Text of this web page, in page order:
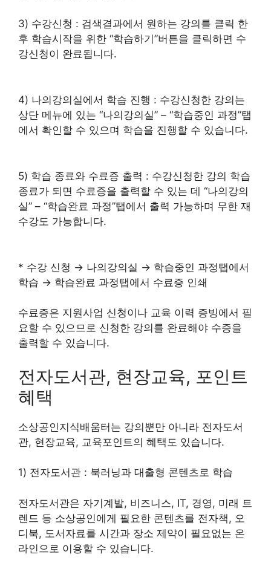
3) 수강신청 : 검색결과에서 원하는 강의를 클릭 한
후 학습시작을 위한 “학습하기”버튼을 클릭하면 수
강신청이 완료됩니다.
4) 나의강의실에서 학습 진행 : 수강신청한 강의는
상단 메뉴에 있는 “나의강의실” – “학습중인 과정”탭
에서 확인할 수 있으며 학습을 진행할 수 있습니다.
5) 학습 종료와 수료증 출력 : 수강신청한 강의 학습
종료가 되면 수료증을 출력할 수 있는 데 “나의강의
실” – “학습완료 과정”탭에서 출력 가능하며 무한 재
수강도 가능합니다.
* 수강 신청 → 나의강의실 → 학습중인 과정탭에서
학습 → 학습완료 과정탭에서 수료증 인쇄
수료증은 지원사업 신청이나 교육 이력 증빙에서 필
요할 수 있으므로 신청한 강의를 완료해야 수증을
출력할 수 있습니다.
전자도서관, 현장교육, 포인트
혜택
소상공인지식배움터는 강의뿐만 아니라 전자도서
관, 현장교육, 교육포인트의 혜택도 있습니다.
1) 전자도서관 : 북러닝과 대출형 콘텐츠로 학습
전자도서관은 자기계발, 비즈니스, IT, 경영, 미래 트
렌드 등 소상공인에게 필요한 콘텐츠를 전자책, 오
디북, 도서자료를 시간과 장소 제약이 필요없는 온
라인으로 이용할 수 있습니다.